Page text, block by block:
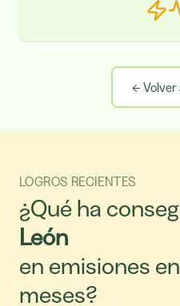
←Volver
LOGROS RECIENTES
¿Qué ha
León
en emisiones
meses?